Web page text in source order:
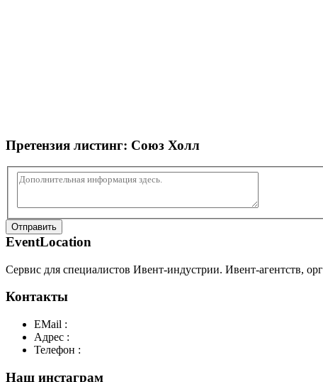
Претензия листинг: Союз Холл
Отправить
EventLocation
Сервис для специалистов Ивент-индустрии. Ивент-агентств,
Контакты
EMail :
Адрес :
Телефон :
Наш инстаграм